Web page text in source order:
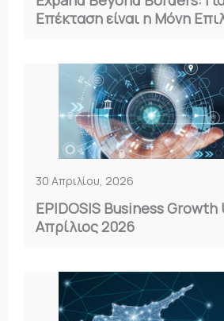
Επέκταση είναι η Μόνη
30 Απριλίου, 2026
EPIDOSIS Business Growth
Απρίλιος 2026